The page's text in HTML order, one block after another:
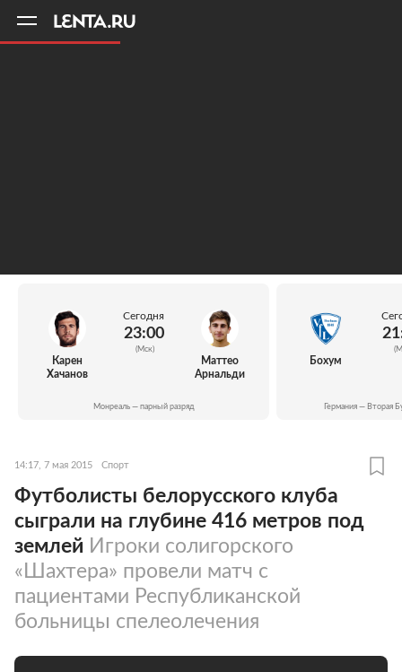
Карен
Хачанов
Сегодня
23:00
(Мск)
Маттео
Арнальди
Монреаль — парный разряд
Бохум
Германия — Вторая
14:17, 7 мая 2015 Спорт
Футболисты белорусского клуба
сыграли на глубине 416 метров под
землей Игроки солигорского
«Шахтера» провели матч с
пациентами Республиканской
больницы спелеолечения